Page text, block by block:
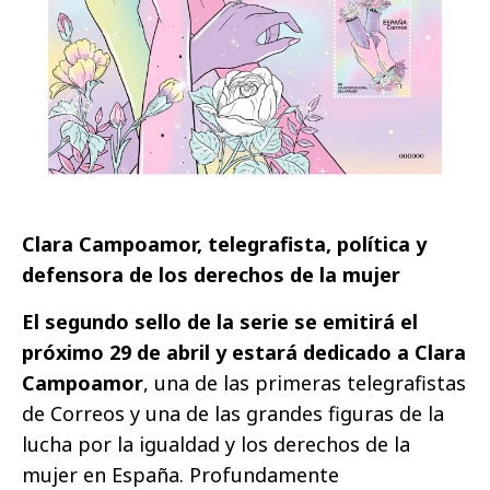
Clara Campoamor, telegrafista, política y
defensora de los derechos de la mujer
El segundo sello de la serie se emitirá el
próximo 29 de abril y estará dedicado a Clara
Campoamor, una de las primeras telegrafistas
de Correos y una de las grandes figuras de la
lucha por la igualdad y los derechos de la
mujer en España. Profundamente